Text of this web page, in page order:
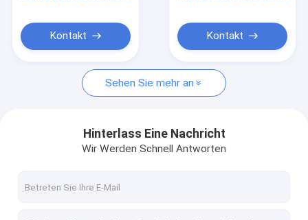
Kraftpapier-Papiertüten
Personalisierte Papiertüten
Griff-Papiertüten
Kontakt Kontakt
Sehen Sie mehr an
Hinterlass Eine Nachricht
Wir Werden Schnell Antworten